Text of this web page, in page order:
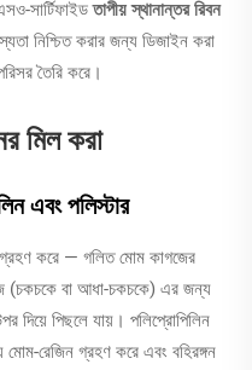
সার্টিফাইডতাপীয় স্থানান্তর রিবন
নিশ্চিত করার জন্য ডিজাইন করা
তৈরি করে।
মিল করা
এবং পলিস্টার
গ্রহণ করে — গলিত মোম কাগজের
(চকচকে বা আধা-চকচকে) এর জন্য
দিয়ে পিছলে যায়। পলিপ্রোপিলিন
রেজিন গ্রহণ করে এবং বহিরঙ্গন